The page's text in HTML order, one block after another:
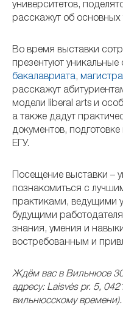
университетов,
расскажут об
Во время выставки
презентуют
бакалавриата,
расскажут
модели liberal arts и
а также дадут
документов,
ЕГУ.
Посещение выставки –
познакомиться с
практиками, ведущими
будущими
знания, умения и
востребованным и
Ждём вас в Вильнюсе
адресу: Laisvės pr. 5,
вильнюсскому времени).